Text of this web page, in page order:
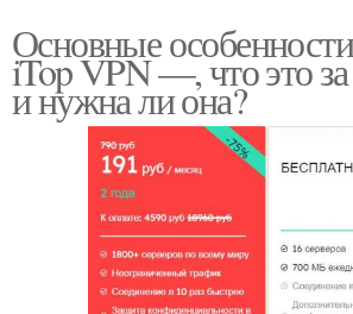
Основные
iTop VPN —, что это
и нужна ли она?